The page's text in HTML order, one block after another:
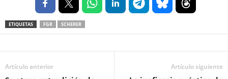
ETIQUETAS FGR SCHERER
Artículo anterior Artículo siguiente